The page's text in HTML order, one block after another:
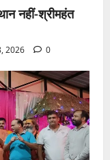
नहीं-श्रीमहंत
2026 0